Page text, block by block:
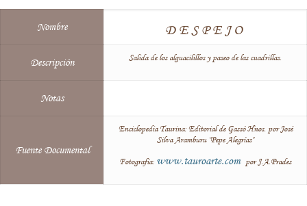
Nombre DESPEJO
Descripción Salida de los alguacilillos y paseo de las cuadrillas.
Notas
Fuente Documental
Enciclopedia Taurina: Editorial de Gassó Hnos. por José
Silva Aramburu "Pepe Alegrías"
Fotografía: www.tauroarte.com por J.A.Prades